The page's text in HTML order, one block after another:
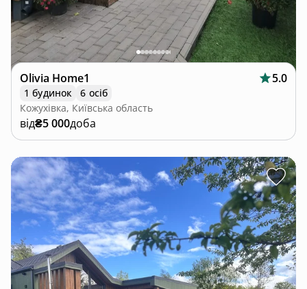
Olivia Home1 5.0
1 будинок
6 осіб
Кожухівка, Київська область
від₴5 000доба